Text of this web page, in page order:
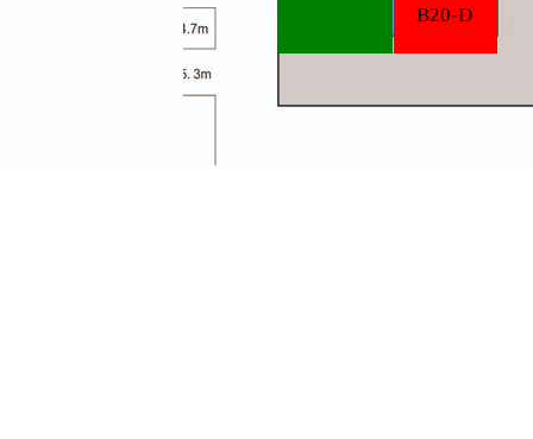
B20-D